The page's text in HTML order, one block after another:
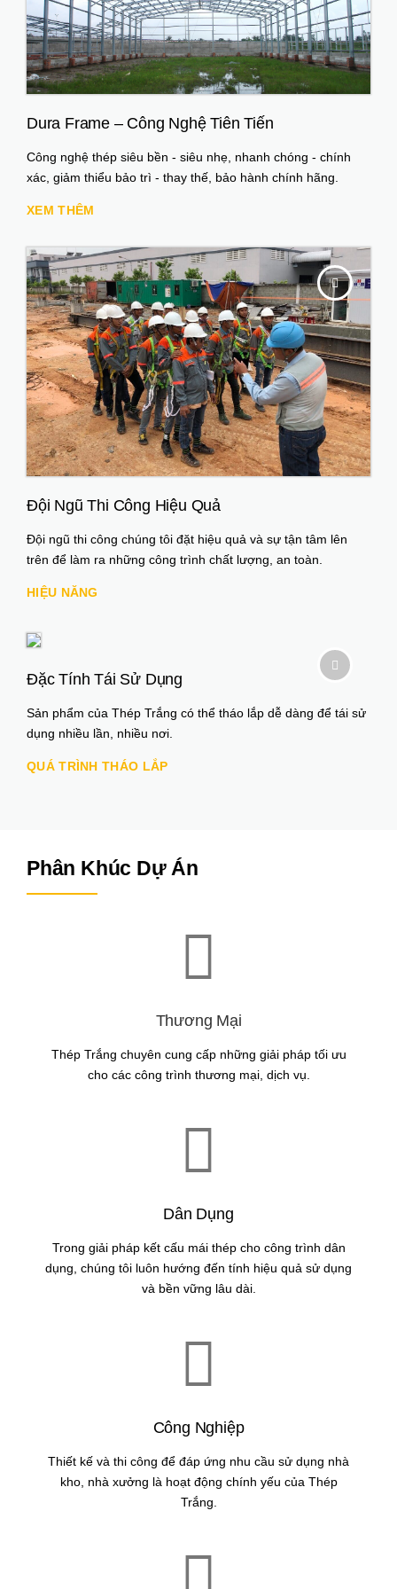
Dura Frame – Công Nghệ Tiên Tiến
Công nghệ thép siêu bền - siêu nhẹ, nhanh chóng - chính
xác, giảm thiểu bảo trì - thay thế, bảo hành chính hãng.
XEM THÊM
Đội Ngũ Thi Công Hiệu Quả
Đội ngũ thi công chúng tôi đặt hiệu quả và sự tận tâm lên
trên để làm ra những công trình chất lượng, an toàn.
HIỆU NĂNG
Đặc Tính Tái Sử Dụng
Sản phẩm của Thép Trắng có thể tháo lắp dễ dàng để tái sử
dụng nhiều lần, nhiều nơi.
QUÁ TRÌNH THÁO LẮP
Phân Khúc Dự Án
Thương Mại
Thép Trắng chuyên cung cấp những giải pháp tối ưu
cho các công trình thương mại, dịch vụ.
Dân Dụng
Trong giải pháp kết cấu mái thép cho công trình dân
dụng, chúng tôi luôn hướng đến tính hiệu quả sử dụng
và bền vững lâu dài.
Công Nghiệp
Thiết kế và thi công để đáp ứng nhu cầu sử dụng nhà
kho, nhà xưởng là hoạt động chính yếu của Thép
Trắng.